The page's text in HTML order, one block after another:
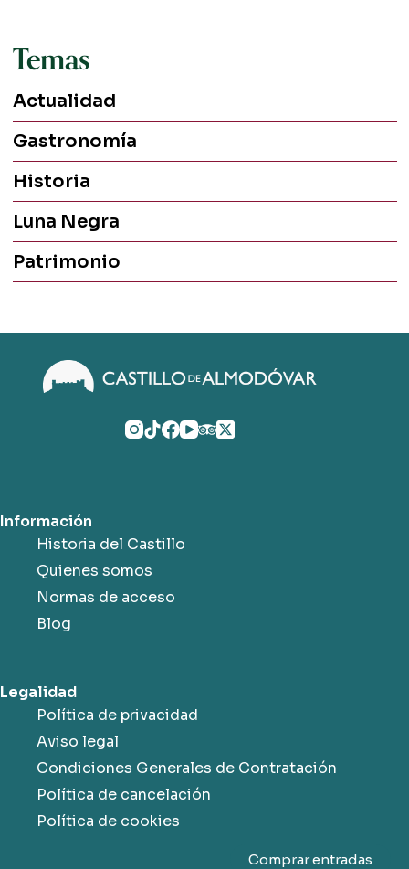
Temas
Actualidad
Gastronomía
Historia
Luna Negra
Patrimonio
Información
Historia del Castillo
Quienes somos
Normas de acceso
Blog
Legalidad
Política de privacidad
Aviso legal
Condiciones Generales de Contratación
Política de cancelación
Política de cookies
Comprar entradas